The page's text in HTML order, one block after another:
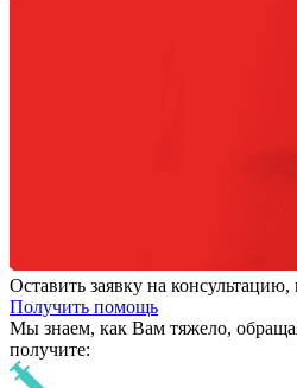
Оставить заявку на
Получить помощь
Мы знаем, как Вам тяжело,
получите: